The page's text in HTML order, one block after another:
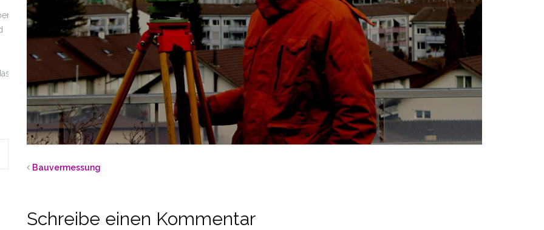
Beweiskraft haben vor allem öffentliche Urkunden, die
von einer öffentlichen Behörde oder von einer mit
öffentlichem Glauben ausgestatteten Person
(Ziviltechniker, Notar, Gerichtsvollzieher) innerhalb ihres
Geschäftsbereiches ausgestellt worden sind
Ein Gutachten ist ein begründetes Urteil eines
Sachverständigen über eine Zweifelsfrage.
Es enthält Darstellungen von Erfahrungssätzen und die
Ableitung von Schlussfolgerungen für die tatsächliche
Beurteilung eines Geschehens oder Zustands.
Bauvermessung
Schreibe einen Kommentar